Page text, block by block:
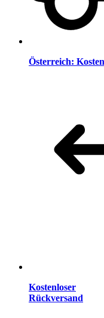
Österreich:
Kostenloser
Rückversand